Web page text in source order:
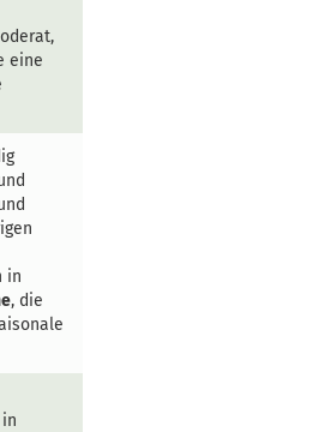
eine
in
, die